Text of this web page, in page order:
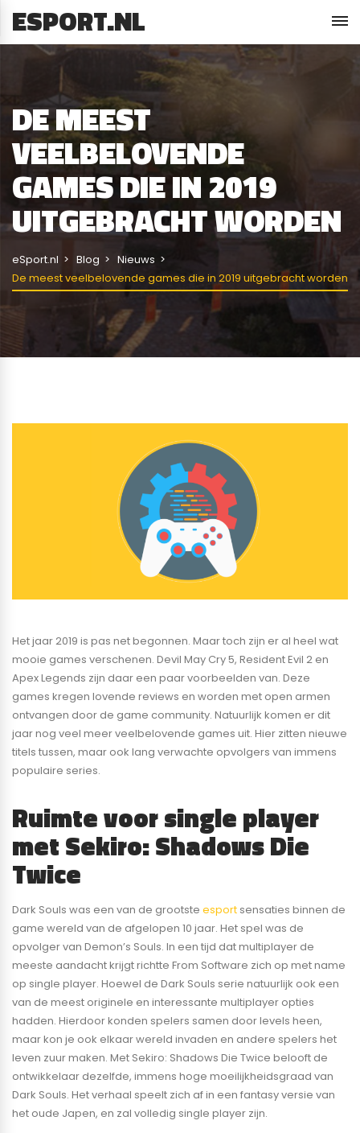
ESPORT.NL
DE MEEST
VEELBELOVENDE
GAMES DIE IN 2019
UITGEBRACHT WORDEN
eSport.nl Blog
Nieuws
De meest veelbelovende games die in 2019 uitgebracht worden
Het jaar 2019 is pas net begonnen. Maar toch zijn er al heel wat
mooie games verschenen. Devil May Cry 5, Resident Evil 2 en
Apex Legends zijn daar een paar voorbeelden van. Deze
games kregen lovende reviews en worden met open armen
ontvangen door de game community. Natuurlijk komen er dit
jaar nog veel meer veelbelovende games uit. Hier zitten nieuwe
titels tussen, maar ook lang verwachte opvolgers van immens
populaire series.
Ruimte voor single player
met Sekiro: Shadows Die
Twice
Dark Souls was een van de grootste esport sensaties binnen de
game wereld van de afgelopen 10 jaar. Het spel was de
opvolger van Demon’s Souls. In een tijd dat multiplayer de
meeste aandacht krijgt richtte From Software zich op met name
op single player. Hoewel de Dark Souls serie natuurlijk ook een
van de meest originele en interessante multiplayer opties
hadden. Hierdoor konden spelers samen door levels heen,
maar kon je ook elkaar wereld invaden en andere spelers het
leven zuur maken. Met Sekiro: Shadows Die Twice belooft de
ontwikkelaar dezelfde, immens hoge moeilijkheidsgraad van
Dark Souls. Het verhaal speelt zich af in een fantasy versie van
het oude Japen, en zal volledig single player zijn.